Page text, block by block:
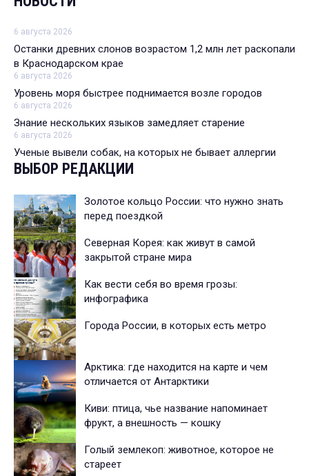
6 августа 2026
Останки древних слонов возрастом 1,2 млн лет раскопали
в Краснодарском крае
6 августа 2026
Уровень моря быстрее поднимается возле городов
6 августа 2026
Знание нескольких языков замедляет старение
6 августа 2026
Ученые вывели собак, на которых не бывает аллергии
ВЫБОР РЕДАКЦИИ
Золотое кольцо России: что нужно знать
перед поездкой
Северная Корея: как живут в самой
закрытой стране мира
Как вести себя во время грозы:
инфографика
Города России, в которых есть метро
Арктика: где находится на карте и чем
отличается от Антарктики
Киви: птица, чье название напоминает
фрукт, а внешность — кошку
Голый землекоп: животное, которое не
стареет